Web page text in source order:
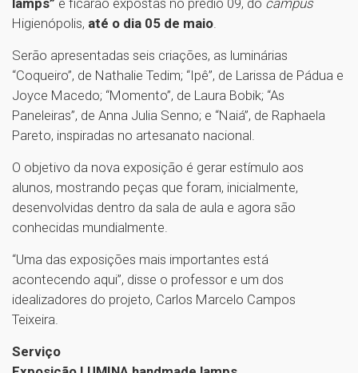
Higienópolis, até o dia 05 de maio
Serão apresentadas seis criações, as luminárias
“Coqueiro”, de Nathalie Tedim; “Ipê”, de Larissa de Pádua e
Joyce Macedo; “Momento”, de Laura Bobik; “As
Paneleiras”, de Anna Julia Senno; e “Naiá”, de Raphaela
Pareto, inspiradas no artesanato nacional.
O objetivo da nova exposição é gerar estímulo aos
alunos, mostrando peças que foram, inicialmente,
desenvolvidas dentro da sala de aula e agora são
conhecidas mundialmente.
“Uma das exposições mais importantes está
acontecendo aqui”, disse o professor e um dos
idealizadores do projeto, Carlos Marcelo Campos
Teixeira.
Serviço